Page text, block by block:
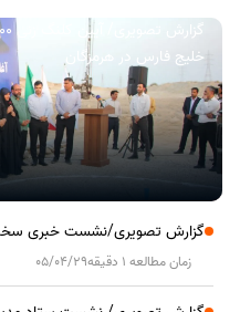
خلیج فارس در هرمزگان
گزارش تصویری/نشست خبری
زمان مطالعه 1 دقیقه 05/04/29